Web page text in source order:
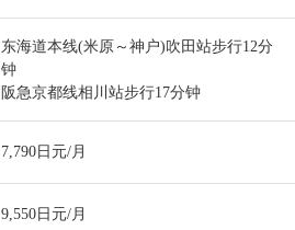
东海道本线(米原～神户)吹田站步行12分
钟
阪急京都线相川站步行17分钟
7,790日元/月
9,550日元/月